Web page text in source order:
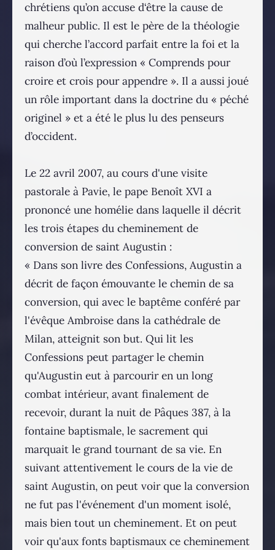
chrétiens qu’on accuse d‘être la cause de
malheur public. Il est le père de la théologie
qui cherche l’accord parfait entre la foi et la
raison d’où l’expression « Comprends pour
croire et crois pour appendre ». Il a aussi joué
un rôle important dans la doctrine du « péché
originel » et a été le plus lu des penseurs
d’occident.
Le 22 avril 2007, au cours d'une visite
pastorale à Pavie, le pape Benoît XVI a
prononcé une homélie dans laquelle il décrit
les trois étapes du cheminement de
conversion de saint Augustin :
« Dans son livre des Confessions, Augustin a
décrit de façon émouvante le chemin de sa
conversion, qui avec le baptême conféré par
l'évêque Ambroise dans la cathédrale de
Milan, atteignit son but. Qui lit les
Confessions peut partager le chemin
qu'Augustin eut à parcourir en un long
combat intérieur, avant finalement de
recevoir, durant la nuit de Pâques 387, à la
fontaine baptismale, le sacrement qui
marquait le grand tournant de sa vie. En
suivant attentivement le cours de la vie de
saint Augustin, on peut voir que la conversion
ne fut pas l'événement d'un moment isolé,
mais bien tout un cheminement. Et on peut
voir qu'aux fonts baptismaux ce cheminement